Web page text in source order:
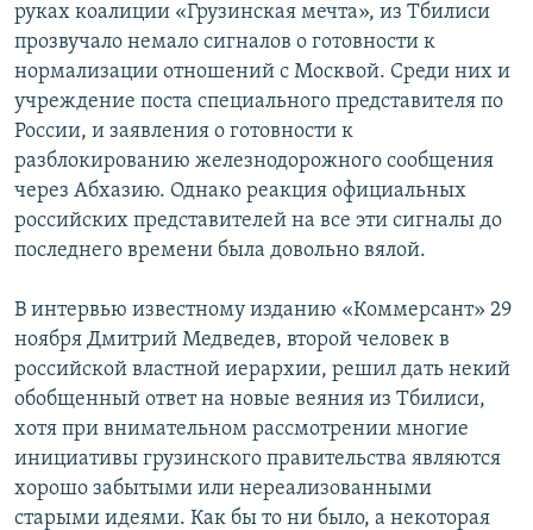
руках коалиции «Грузинская мечта», из Тбилиси
прозвучало немало сигналов о готовности к
нормализации отношений с Москвой. Среди них и
учреждение поста специального представителя по
России, и заявления о готовности к
разблокированию железнодорожного сообщения
через Абхазию. Однако реакция официальных
российских представителей на все эти сигналы до
последнего времени была довольно вялой.
В интервью известному изданию «Коммерсант» 29
ноября Дмитрий Медведев, второй человек в
российской властной иерархии, решил дать некий
обобщенный ответ на новые веяния из Тбилиси,
хотя при внимательном рассмотрении многие
инициативы грузинского правительства являются
хорошо забытыми или нереализованными
старыми идеями. Как бы то ни было, а некоторая